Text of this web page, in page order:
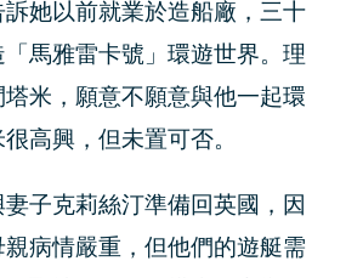
她以前就業於造船廠，三十
馬雅雷卡號」環遊世界。理
米，願意不願意與他一起環
高興，但未置可否。
子克莉絲汀準備回英國，因
親病情嚴重，但他們的遊艇需